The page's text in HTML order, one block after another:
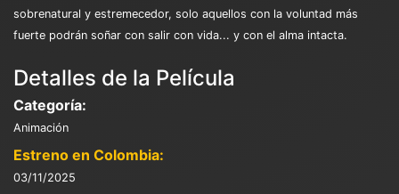
sobrenatural y estremecedor, solo aquellos con la voluntad más
fuerte podrán soñar con salir con vida... y con el alma intacta.
Detalles de la Película
Categoría:
Animación
Estreno en Colombia:
03/11/2025